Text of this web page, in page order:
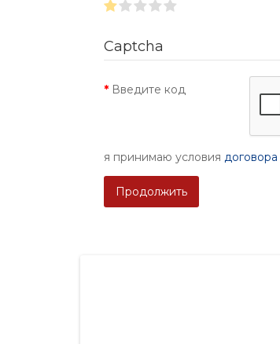
Captcha
Введите код
я принимаю условия
Продолжить